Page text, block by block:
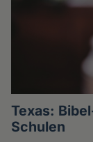
Texas:
Schulen